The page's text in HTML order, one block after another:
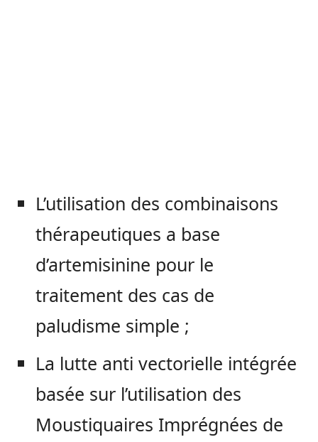
L’utilisation des combinaisons
thérapeutiques a base
d’artemisinine pour le
traitement des cas de
paludisme simple ;
La lutte anti vectorielle intégrée
basée sur l’utilisation des
Moustiquaires Imprégnées de